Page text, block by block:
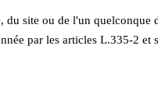
site ou de l'un quelconque
par les articles L.335-2